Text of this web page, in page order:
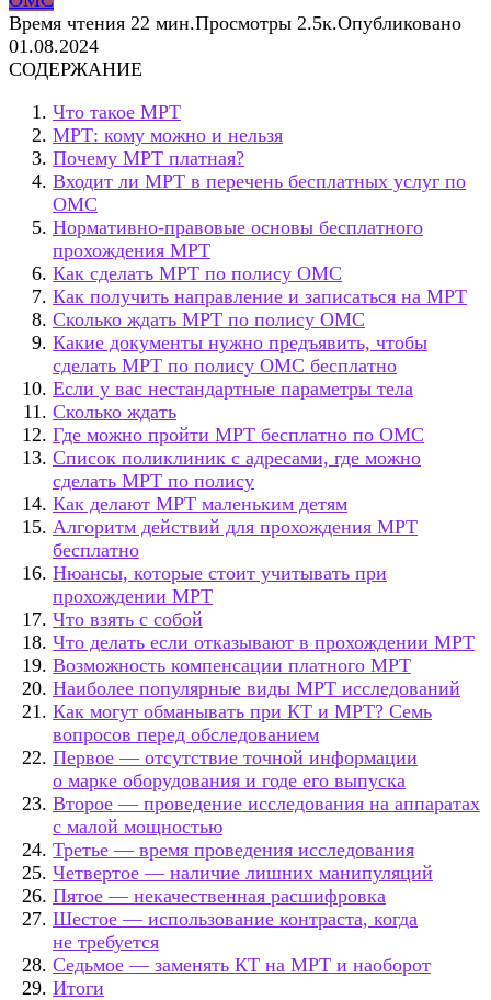
Время чтения 22 мин.Просмотры 2.5к.Опубликовано
01.08.2024
СОДЕРЖАНИЕ
Что такое МРТ
МРТ: кому можно и нельзя
Почему МРТ платная?
Входит ли МРТ в перечень бесплатных услуг по
ОМС
Нормативно-правовые основы бесплатного
прохождения МРТ
Как сделать МРТ по полису ОМС
Как получить направление и записаться на МРТ
Сколько ждать МРТ по полису ОМС
Какие документы нужно предъявить, чтобы
сделать МРТ по полису ОМС бесплатно
Если у вас нестандартные параметры тела
Сколько ждать
Где можно пройти МРТ бесплатно по ОМС
Список поликлиник с адресами, где можно
сделать МРТ по полису
Как делают МРТ маленьким детям
Алгоритм действий для прохождения МРТ
бесплатно
Нюансы, которые стоит учитывать при
прохождении МРТ
Что взять с собой
Что делать если отказывают в прохождении МРТ
Возможность компенсации платного МРТ
Наиболее популярные виды МРТ исследований
Как могут обманывать при КТ и МРТ? Семь
вопросов перед обследованием
Первое — отсутствие точной информации
о марке оборудования и годе его выпуска
Второе — проведение исследования на аппаратах
с малой мощностью
Третье — время проведения исследования
Четвертое — наличие лишних манипуляций
Пятое — некачественная расшифровка
Шестое — использование контраста, когда
не требуется
Седьмое — заменять КТ на МРТ и наоборот
Итоги